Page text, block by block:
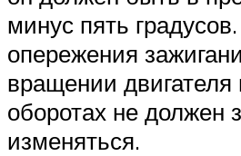
минус пять
опережения
вращении двигателя
оборотах не должен
изменяться.